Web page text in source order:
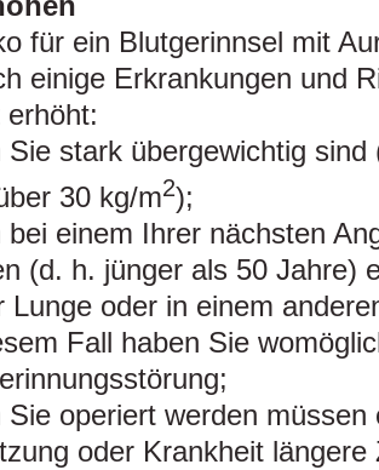
für ein Blutgerinnsel mit
einige Erkrankungen und
erhöht:
Sie stark übergewichtig
30 kg/m2);
bei einem Ihrer nächsten
(d. h. jünger als 50 Jahre)
Lunge oder in einem
Fall haben Sie
Sie operiert werden müssen
oder Krankheit